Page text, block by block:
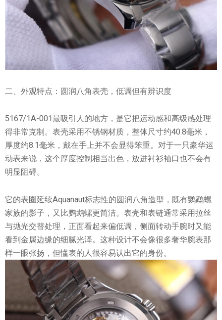
二、外观特点：圆润八角表壳，低调但有辨识度
5167/1A-001最吸引人的地方，是它把运动感和高级感处理
得非常克制。表壳采用不锈钢材质，整体尺寸约40.8毫米，
厚度约8.1毫米，戴在手上并不会显得笨重。对于一只豪华运
动表来说，这个厚度控制相当出色，放进衬衫袖口也不会有
明显阻碍。
它的表圈延续Aquanaut标志性的圆润八角造型，既有鹦鹉螺
家族的影子，又比鹦鹉螺更简洁。表壳和表链通常采用拉丝
与抛光交替处理，正面看起来偏低调，侧面转动手腕时又能
看到金属边缘的细腻光泽。这种设计不会像很多奢华腕表那
样一眼张扬，但懂表的人很容易认出它的身份。